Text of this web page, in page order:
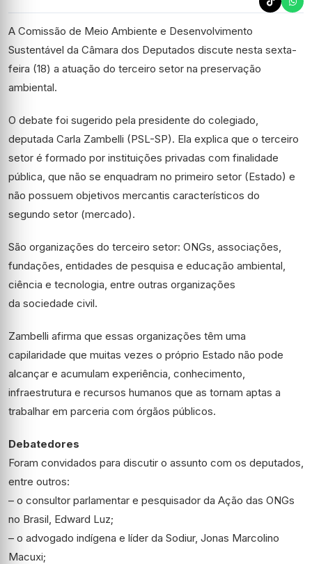
A Comissão de Meio Ambiente e Desenvolvimento
Sustentável da Câmara dos Deputados discute nesta sexta-
feira (18) a atuação do terceiro setor na preservação
ambiental.
O debate foi sugerido pela presidente do colegiado,
deputada Carla Zambelli (PSL-SP). Ela explica que o terceiro
setor é formado por instituições privadas com finalidade
pública, que não se enquadram no primeiro setor (Estado) e
não possuem objetivos mercantis característicos do
segundo setor (mercado).
São organizações do terceiro setor: ONGs, associações,
fundações, entidades de pesquisa e educação ambiental,
ciência e tecnologia, entre outras organizações
da sociedade civil.
Zambelli afirma que essas organizações têm uma
capilaridade que muitas vezes o próprio Estado não pode
alcançar e acumulam experiência, conhecimento,
infraestrutura e recursos humanos que as tornam aptas a
trabalhar em parceria com órgãos públicos.
Debatedores
Foram convidados para discutir o assunto com os deputados,
entre outros:
– o consultor parlamentar e pesquisador da Ação das ONGs
no Brasil, Edward Luz;
– o advogado indígena e líder da Sodiur, Jonas Marcolino
Macuxi;